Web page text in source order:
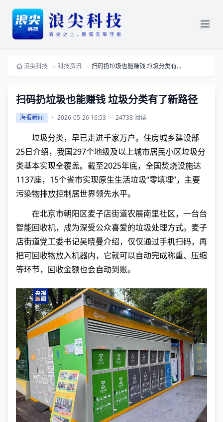
浪尖科技 科技资讯 扫码扔垃圾也能赚钱 垃圾分类有了新路径
扫码扔垃圾也能赚钱 垃圾分类有了新路径
海报新闻 · 2026-05-26 16:53 · 24738 阅读
垃圾分类，早已走进千家万户。住房城乡建设部
25日介绍，我国297个地级及以上城市居民小区垃圾分
类基本实现全覆盖。截至2025年底，全国焚烧设施达
1137座，15个省市实现原生生活垃圾“零填埋”，主要
污染物排放控制居世界领先水平。
在北京市朝阳区麦子店街道农展南里社区，一台台
智能回收机，成为深受公众喜爱的垃圾处理方式。麦子
店街道党工委书记吴晓曼介绍，仅仅通过手机扫码，再
把可回收物放入机器内，它就可以自动完成称重、压缩
等环节，回收金额也会自动到账。